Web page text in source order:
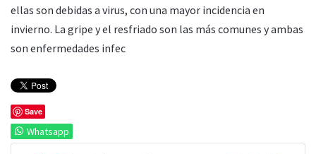
ellas son debidas a virus, con una mayor incidencia en
invierno. La gripe y el resfriado son las más comunes y ambas
son enfermedades infec
Save
Whatsapp